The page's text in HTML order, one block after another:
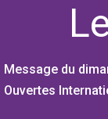
Message du
Ouvertes